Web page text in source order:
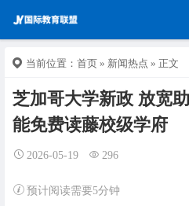
当前位置： 首页 » 新闻热点 » 正文
芝加哥大学新政 放宽
能免费读藤校级学府
2026-05-19 296
预计阅读需要5分钟